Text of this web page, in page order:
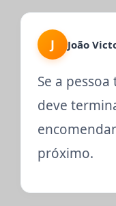
J João
Se a
deve
próximo.